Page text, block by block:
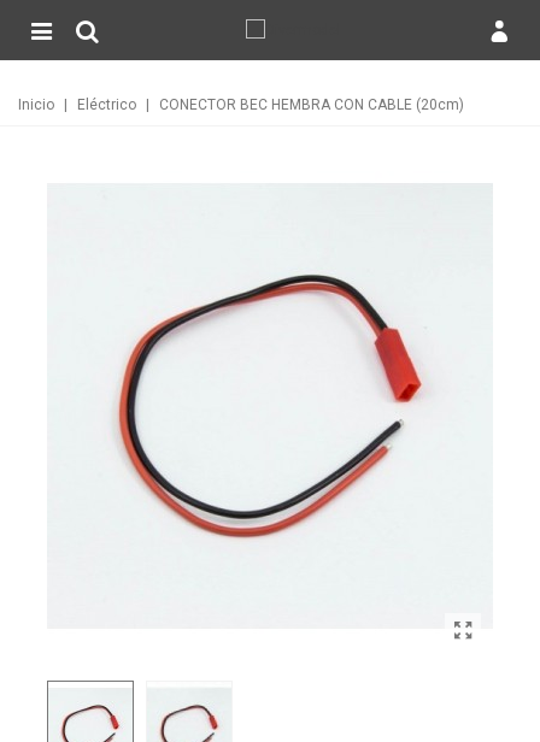
Inicio Eléctrico CONECTOR BEC HEMBRA CON CABLE (20cm)